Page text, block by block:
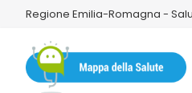
Regione Emilia-Romagna -